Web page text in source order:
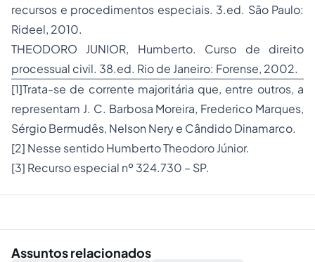
recursos e procedimentos especiais. 3.ed. São Paulo:
Rideel, 2010.
THEODORO JUNIOR, Humberto. Curso de direito
processual civil. 38.ed. Rio de Janeiro: Forense, 2002.
[1]Trata-se de corrente majoritária que, entre outros, a
representam J. C. Barbosa Moreira, Frederico Marques,
Sérgio Bermudês, Nelson Nery e Cândido Dinamarco.
[2] Nesse sentido Humberto Theodoro Júnior.
[3] Recurso especial nº 324.730 – SP.
Assuntos relacionados